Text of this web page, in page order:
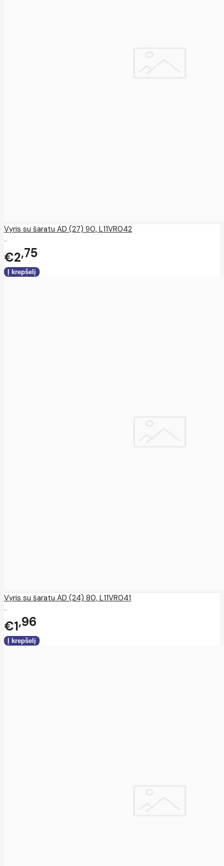
Vyris su šaratu AD (27) 90, L11VR042
..
€2 75
Vyris su šaratu AD (24) 80, L11VR041
..
€1 96